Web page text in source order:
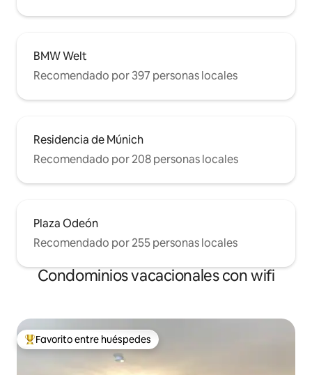
BMW Welt
Recomendado por 397 personas locales
Residencia de Múnich
Recomendado por 208 personas locales
Plaza Odeón
Recomendado por 255 personas locales
Condominios vacacionales con wifi
Favorito entre huéspedes preferido
Favorito entre huéspedes